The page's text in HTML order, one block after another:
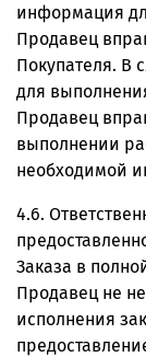
информация
Продавец
Покупателя. В
для
Продавец
выполнении
необходимой
4.6.
Заказа в
Продавец не
исполнения